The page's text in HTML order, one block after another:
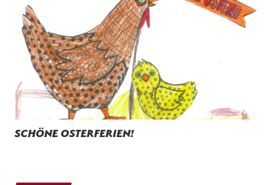
Schöne Osterferien!